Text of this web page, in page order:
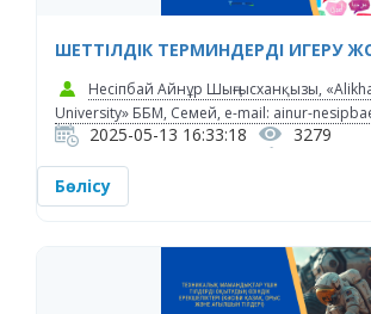
ШЕТТІЛДІК ТЕРМИНДЕРДІ ИГЕРУ
Несіпбай Айнұр Шыңғысханқызы,
University» ББМ, Семей, e-mail: ainur-
2025-05-13 16:33:18 3279
Бөлісу